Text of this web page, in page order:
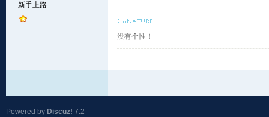
新手上路
没有个性！
Powered by Discuz! 7.2